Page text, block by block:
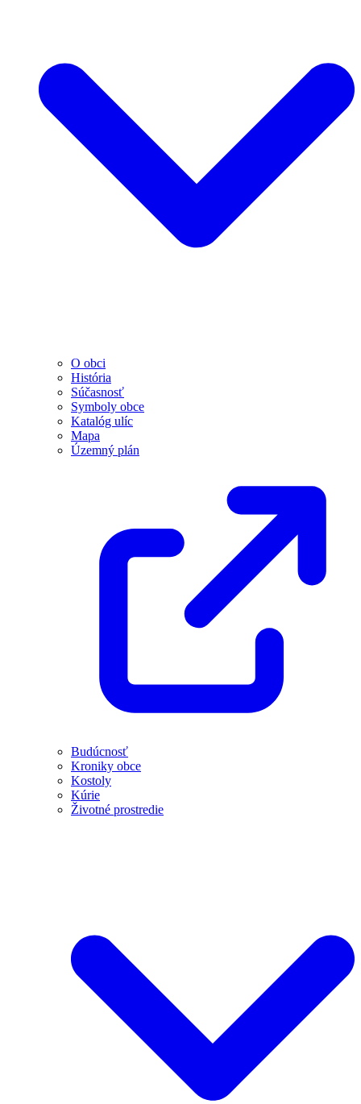
O obci
História
Súčasnosť
Symboly obce
Katalóg ulíc
Mapa
Územný plán
Budúcnosť
Kroniky obce
Kostoly
Kúrie
Životné prostredie